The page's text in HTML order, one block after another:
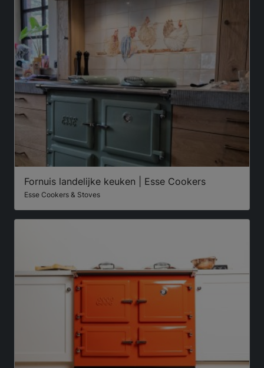
Fornuis landelijke keuken | Esse Cookers
Esse Cookers & Stoves